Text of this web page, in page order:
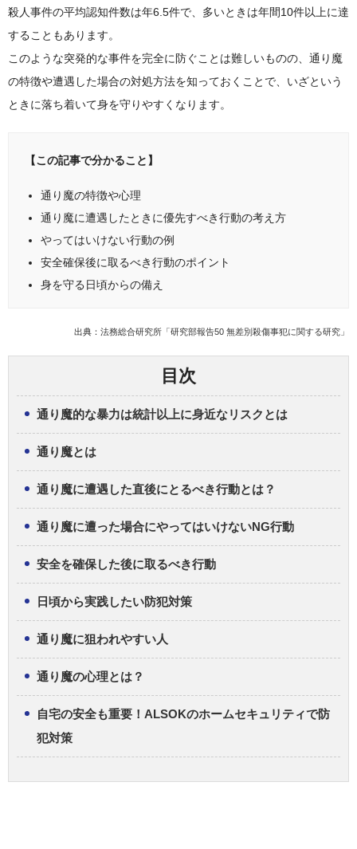
殺人事件の平均認知件数は年6.5件で、多いときは年間10件以上に達
することもあります。
このような突発的な事件を完全に防ぐことは難しいものの、通り魔
の特徴や遭遇した場合の対処方法を知っておくことで、いざという
ときに落ち着いて身を守りやすくなります。
【この記事で分かること】
通り魔の特徴や心理
通り魔に遭遇したときに優先すべき行動の考え方
やってはいけない行動の例
安全確保後に取るべき行動のポイント
身を守る日頃からの備え
出典： 法務総合研究所「研究部報告50 無差別殺傷事犯に関する研究」
目次
通り魔的な暴力は統計以上に身近なリスクとは
通り魔とは
通り魔に遭遇した直後にとるべき行動とは？
通り魔に遭った場合にやってはいけないNG行動
安全を確保した後に取るべき行動
日頃から実践したい防犯対策
通り魔に狙われやすい人
通り魔の心理とは？
自宅の安全も重要！ALSOKのホームセキュリティで防
犯対策